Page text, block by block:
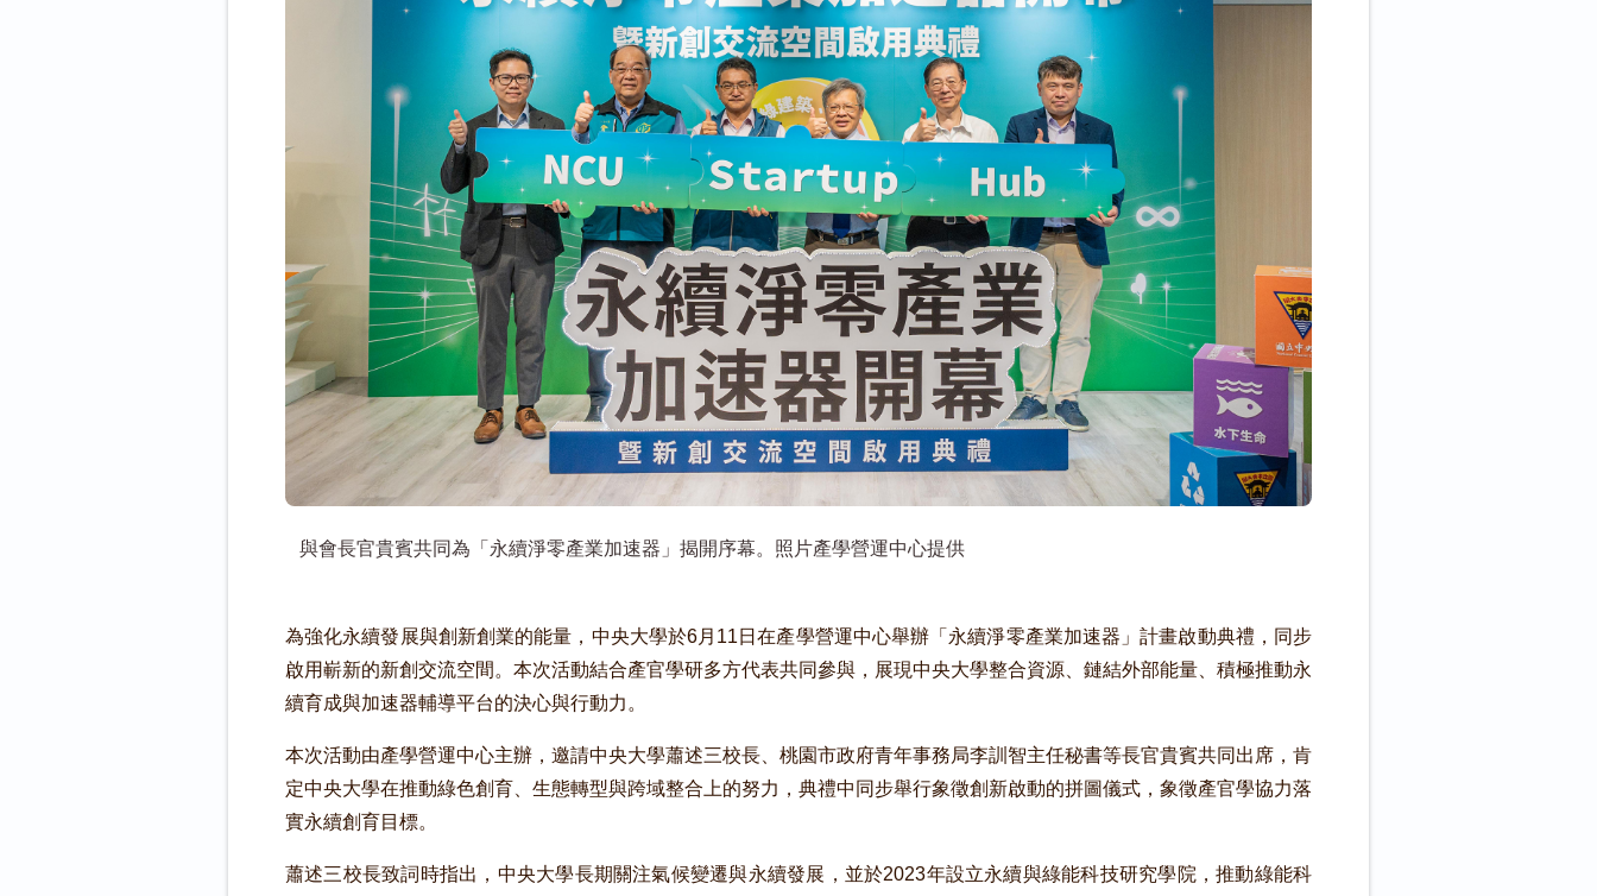
與會長官貴賓共同為「永續淨零產業加速器」揭開序幕。照片產學營運中心提供
為強化永續發展與創新創業的能量，中央大學於6月11日在產學營運中心舉辦「永續淨零產業加速器」計畫啟動典禮，同步
啟用嶄新的新創交流空間。本次活動結合產官學研多方代表共同參與，展現中央大學整合資源、鏈結外部能量、積極推動永
續育成與加速器輔導平台的決心與行動力。
本次活動由產學營運中心主辦，邀請中央大學蕭述三校長、桃園市政府青年事務局李訓智主任秘書等長官貴賓共同出席，肯
定中央大學在推動綠色創育、生態轉型與跨域整合上的努力，典禮中同步舉行象徵創新啟動的拼圖儀式，象徵產官學協力落
實永續創育目標。
蕭述三校長致詞時指出，中央大學長期關注氣候變遷與永續發展，並於2023年設立永續與綠能科技研究學院，推動綠能科